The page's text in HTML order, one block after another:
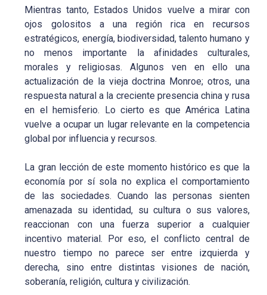
Mientras tanto, Estados Unidos vuelve a mirar con
ojos golositos a una región rica en recursos
estratégicos, energía, biodiversidad, talento humano y
no menos importante la afinidades culturales,
morales y religiosas. Algunos ven en ello una
actualización de la vieja doctrina Monroe; otros, una
respuesta natural a la creciente presencia china y rusa
en el hemisferio. Lo cierto es que América Latina
vuelve a ocupar un lugar relevante en la competencia
global por influencia y recursos.
La gran lección de este momento histórico es que la
economía por sí sola no explica el comportamiento
de las sociedades. Cuando las personas sienten
amenazada su identidad, su cultura o sus valores,
reaccionan con una fuerza superior a cualquier
incentivo material. Por eso, el conflicto central de
nuestro tiempo no parece ser entre izquierda y
derecha, sino entre distintas visiones de nación,
soberanía, religión, cultura y civilización.